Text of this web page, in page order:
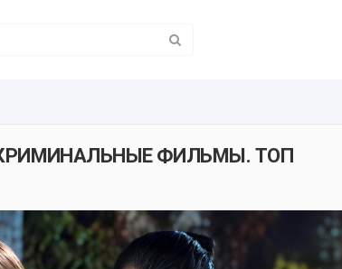
КРИМИНАЛЬНЫЕ ФИЛЬМЫ. ТОП